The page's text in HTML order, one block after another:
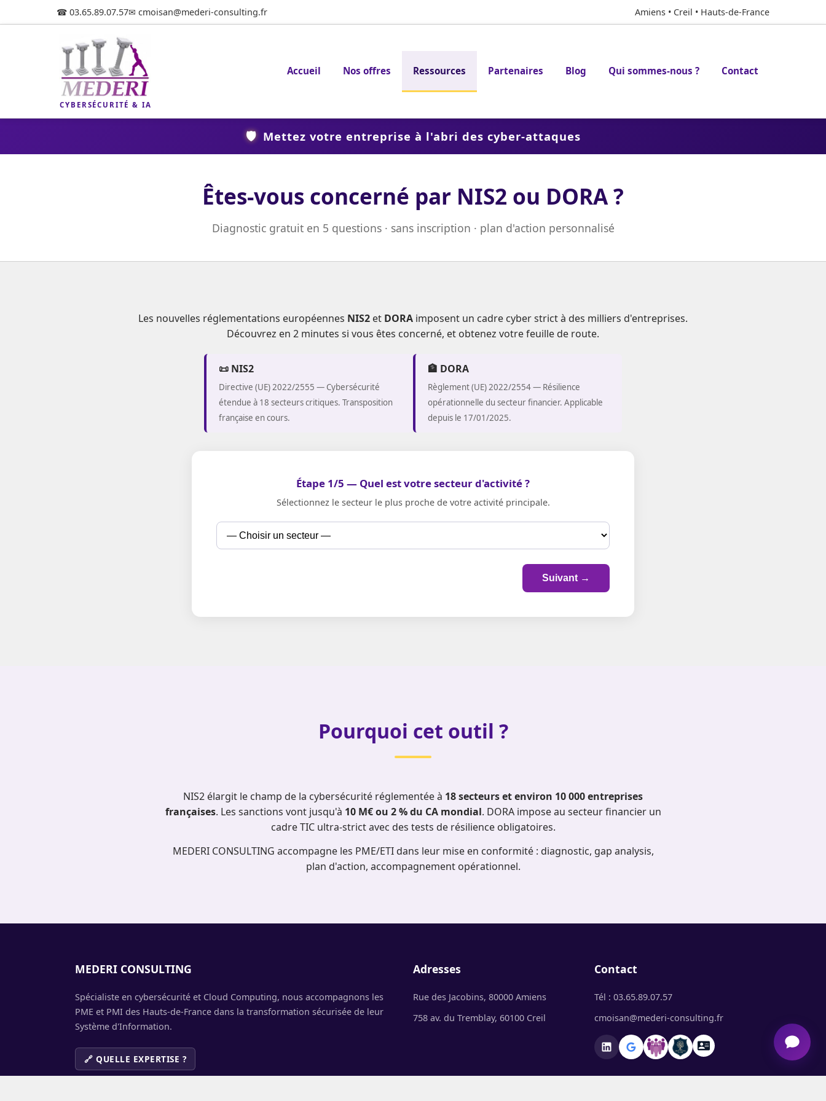
☎ 03.65.89.07.57✉ cmoisan@mederi-consulting.fr Amiens • Creil • Hauts-de-France
CYBERSÉCURITÉ & IA
Accueil Nos offres Ressources Partenaires Blog Qui sommes-nous ? Contact
🛡️ Mettez votre entreprise à l'abri des cyber-attaques
Êtes-vous concerné par NIS2 ou DORA ?
Diagnostic gratuit en 5 questions · sans inscription · plan d'action personnalisé
Les nouvelles réglementations européennes NIS2 et DORA imposent un cadre cyber strict à des milliers d'entreprises.
Découvrez en 2 minutes si vous êtes concerné, et obtenez votre feuille de route.
📜 NIS2
Directive (UE) 2022/2555 — Cybersécurité
étendue à 18 secteurs critiques. Transposition
française en cours.
🏦 DORA
Règlement (UE) 2022/2554 — Résilience
opérationnelle du secteur financier. Applicable
depuis le 17/01/2025.
Étape 1/5 — Quel est votre secteur d'activité ?
Sélectionnez le secteur le plus proche de votre activité principale.
Suivant →
Pourquoi cet outil ?
NIS2 élargit le champ de la cybersécurité réglementée à 18 secteurs et environ 10 000 entreprises
françaises. Les sanctions vont jusqu'à 10 M€ ou 2 % du CA mondial. DORA impose au secteur financier un
cadre TIC ultra-strict avec des tests de résilience obligatoires.
MEDERI CONSULTING accompagne les PME/ETI dans leur mise en conformité : diagnostic, gap analysis,
plan d'action, accompagnement opérationnel.
MEDERI CONSULTING
Spécialiste en cybersécurité et Cloud Computing, nous accompagnons les
PME et PMI des Hauts-de-France dans la transformation sécurisée de leur
Système d'Information.
🔗 QUELLE EXPERTISE ?
Adresses
Rue des Jacobins, 80000 Amiens
758 av. du Tremblay, 60100 Creil
Contact
Tél : 03.65.89.07.57
cmoisan@mederi-consulting.fr